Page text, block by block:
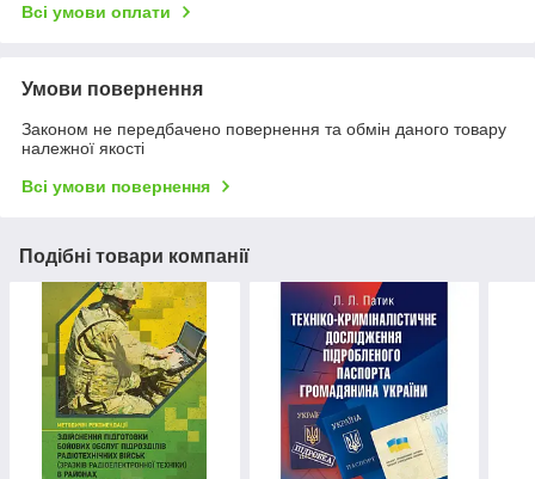
Всі умови оплати
Умови повернення
Законом не передбачено повернення та обмін даного товару
належної якості
Всі умови повернення
Подібні товари компанії